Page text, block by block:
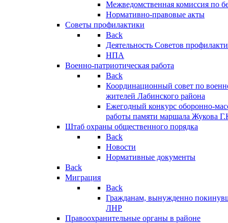
Межведомственная комиссия по
Нормативно-правовые акты
Советы профилактики
Back
Деятельность Советов
НПА
Военно-патриотическая работа
Back
Координационный совет по
жителей Лабинского района
Ежегодный конкурс оборонно-
работы памяти маршала Жукова
Штаб охраны общественного порядка
Back
Новости
Нормативные документы
Back
Миграция
Back
Гражданам, вынужденно
ЛНР
Правоохранительные органы в районе